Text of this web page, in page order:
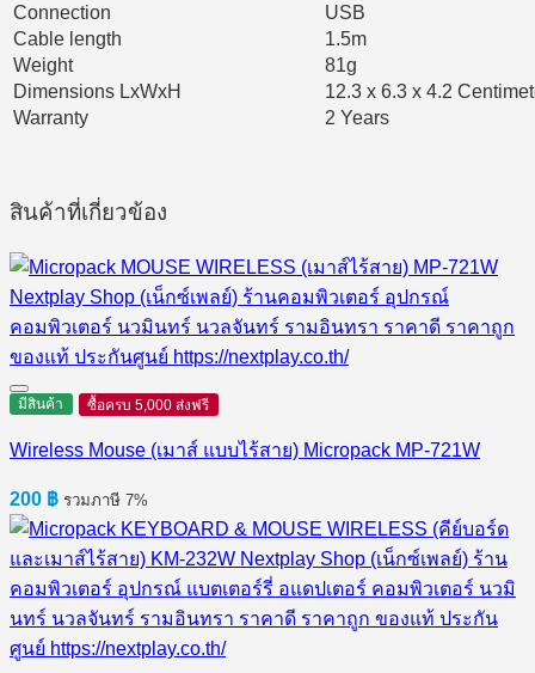
Connection
USB
Cable length
1.5m
Weight
81g
Dimensions LxWxH
12.3 x 6.3 x 4.2
Warranty
2 Years
สินค้าที่เกี่ยวข้อง
มีสินค้า ซื้อครบ 5,000 ส่งฟรี
Wireless Mouse (เมาส์ แบบไร้สาย) Micropack MP-721W
200 ฿ รวมภาษี 7%